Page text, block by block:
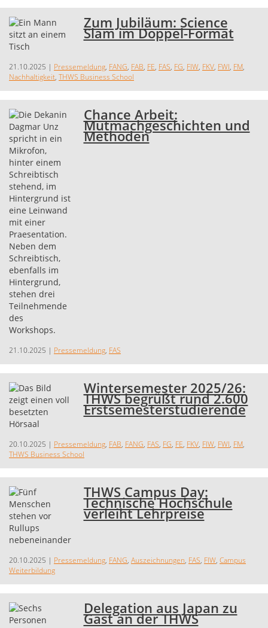
Zum Jubiläum: Science
Slam im Doppel-Format
21.10.2025 | Pressemeldung, FANG, FAB, FE, FAS, FG, FIW, FKV, FWI, FM,
Nachhaltigkeit, THWS Business School
Chance Arbeit:
Mutmachgeschichten und
Methoden
21.10.2025 | Pressemeldung, FAS
Wintersemester 2025/26:
THWS begrüßt rund 2.600
Erstsemesterstudierende
20.10.2025 | Pressemeldung, FAB, FANG, FAS, FG, FE, FKV, FIW, FWI, FM,
THWS Business School
THWS Campus Day:
Technische Hochschule
verleiht Lehrpreise
20.10.2025 | Pressemeldung, FANG, Auszeichnungen, FAS, FIW, Campus
Weiterbildung
Delegation aus Japan zu
Gast an der THWS